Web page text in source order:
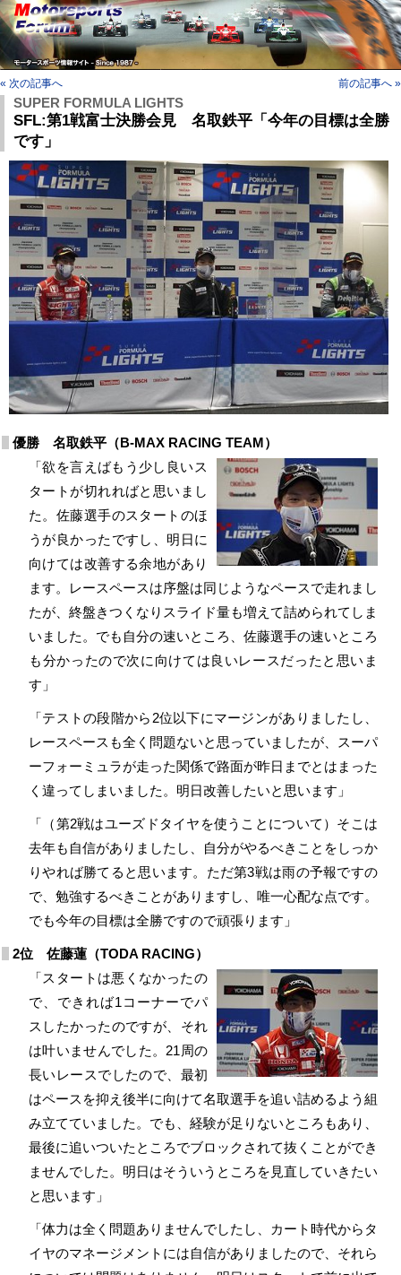
« 次の記事へ 前の記事へ »
SUPER FORMULA LIGHTS
SFL:第1戦富士決勝会見 名取鉄平「今年の目標は全勝
です」
優勝 名取鉄平（B-MAX RACING TEAM）
「欲を言えばもう少し良いス
タートが切れればと思いまし
た。佐藤選手のスタートのほ
うが良かったですし、明日に
向けては改善する余地があり
ます。レースペースは序盤は同じようなペースで走れまし
たが、終盤きつくなりスライド量も増えて詰められてしま
いました。でも自分の速いところ、佐藤選手の速いところ
も分かったので次に向けては良いレースだったと思いま
す」
「テストの段階から2位以下にマージンがありましたし、
レースペースも全く問題ないと思っていましたが、スーパ
ーフォーミュラが走った関係で路面が昨日までとはまった
く違ってしまいました。明日改善したいと思います」
「（第2戦はユーズドタイヤを使うことについて）そこは
去年も自信がありましたし、自分がやるべきことをしっか
りやれば勝てると思います。ただ第3戦は雨の予報ですの
で、勉強するべきことがありますし、唯一心配な点です。
でも今年の目標は全勝ですので頑張ります」
2位 佐藤蓮（TODA RACING）
「スタートは悪くなかったの
で、できれば1コーナーでパ
スしたかったのですが、それ
は叶いませんでした。21周の
長いレースでしたので、最初
はペースを抑え後半に向けて名取選手を追い詰めるよう組
み立てていました。でも、経験が足りないところもあり、
最後に追いついたところでブロックされて抜くことができ
ませんでした。明日はそういうところを見直していきたい
と思います」
「体力は全く問題ありませんでしたし、カート時代からタ
イヤのマネージメントには自信がありましたので、それら